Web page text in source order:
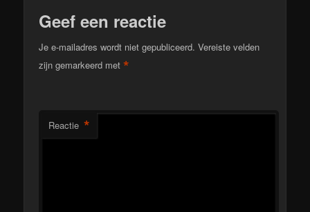
Geef een reactie
Je e-mailadres wordt niet gepubliceerd. Vereiste velden
zijn gemarkeerd met*
Reactie *